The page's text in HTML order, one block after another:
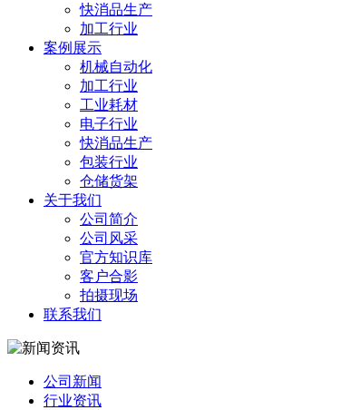
快消品生产
加工行业
案例展示
机械自动化
加工行业
工业耗材
电子行业
快消品生产
包装行业
仓储货架
关于我们
公司简介
公司风采
官方知识库
客户合影
拍摄现场
联系我们
公司新闻
行业资讯